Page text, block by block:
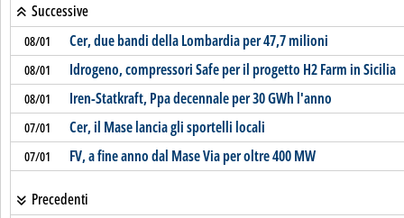
Successive
08/01 Cer, due bandi della Lombardia per 47,7 milioni
08/01 Idrogeno, compressori Safe per il progetto H2 Farm in Sicilia
08/01 Iren-Statkraft, Ppa decennale per 30 GWh l'anno
07/01 Cer, il Mase lancia gli sportelli locali
07/01 FV, a fine anno dal Mase Via per oltre 400 MW
Precedenti